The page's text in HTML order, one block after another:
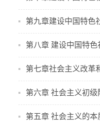
第九章建设中国特色
第八章 建设中国特
第七章社会主义改革
第六章 社会主义初级
第五章 社会主义的